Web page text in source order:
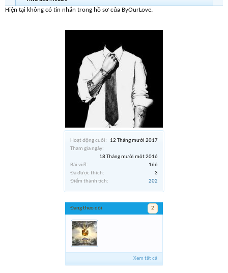
Hoạt động cuối:
12 Tháng mười 2017
Tham gia ngày:
18 Tháng mười một 2016
Bài viết:
166
Đã được thích:
3
Điểm thành tích:
202
Đang theo dõi 2
Xem tất cả
Hiện tại không có tin nhắn trong hồ sơ của ByOurLove.